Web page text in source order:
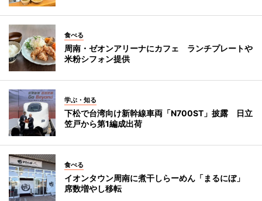
食べる
周南・ゼオンアリーナにカフェ ランチプレートや
米粉シフォン提供
学ぶ・知る
下松で台湾向け新幹線車両「N700ST」披露 日立
笠戸から第1編成出荷
食べる
イオンタウン周南に煮干しらーめん「まるにぼ」
席数増やし移転